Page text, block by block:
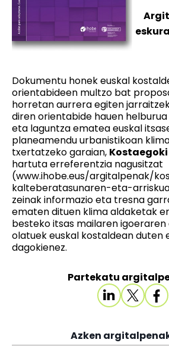
Dokumentu honek euskal
orientabideen multzo bat
horretan aurrera egiten
diren orientabide hauen
eta laguntza ematea euskal
planeamendu urbanistikoan
txertatzeko garaian,
hartuta erreferentzia nagusitzat
(www.ihobe.eus/argitalpenak/
kalteberatasunaren-eta-
zeinak informazio eta tresna
ematen dituen klima aldaketak
besteko itsas mailaren
olatuek euskal kostaldean duten
dagokienez.
Partekatu
Azken